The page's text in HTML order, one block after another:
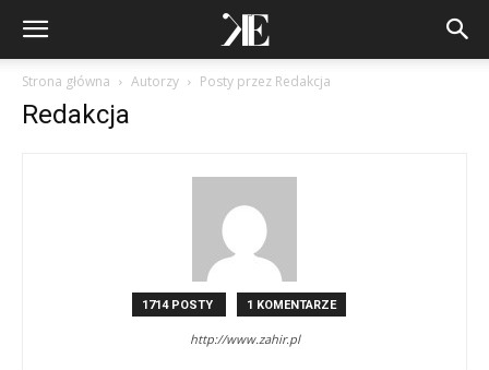
Strona główna Autorzy Posty przez Redakcja
Redakcja
1714 POSTY 1 KOMENTARZE
http://www.zahir.pl